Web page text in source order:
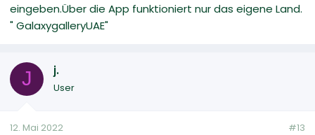
eingeben.Über die App funktioniert nur das eigene Land.
" GalaxygalleryUAE"
J j.
User
12. Mai 2022 #13